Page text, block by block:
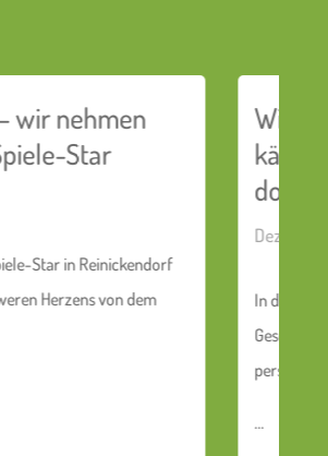
immer so viel
– Jetzt erst recht oder
Editorial teilt Gloria, Gründerin &
von kein Abseits!, ihren ganz
Rückblick auf das kein Abseits!-Jahr.